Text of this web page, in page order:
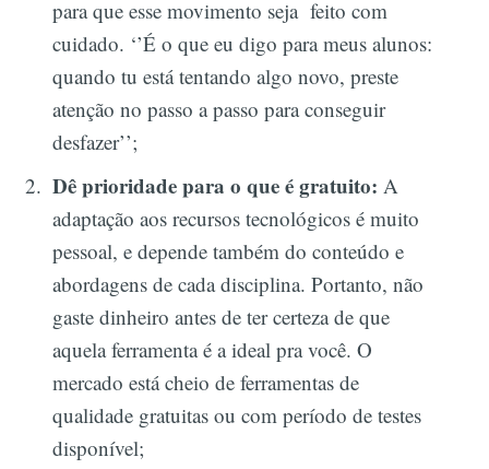
para que esse movimento seja feito com
cuidado. ‘’É o que eu digo para meus alunos:
quando tu está tentando algo novo, preste
atenção no passo a passo para conseguir
desfazer’’;
Dê prioridade para o que é gratuito: A
adaptação aos recursos tecnológicos é muito
pessoal, e depende também do conteúdo e
abordagens de cada disciplina. Portanto, não
gaste dinheiro antes de ter certeza de que
aquela ferramenta é a ideal pra você. O
mercado está cheio de ferramentas de
qualidade gratuitas ou com período de testes
disponível;